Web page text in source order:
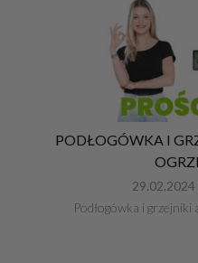
PODŁOGÓWKA I
29.02.2024
Podłogówka i grzejniki